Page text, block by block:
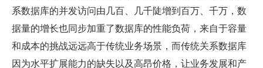
系数据库的并发访问由几百、几千陡增到百万、千万，数
据量的增长也同步加重了数据库的性能负荷，来自于容量
和成本的挑战远远高于传统业务场景，而传统关系数据库
因为水平扩展能力的缺失以及高昂价格，让业务发展和产